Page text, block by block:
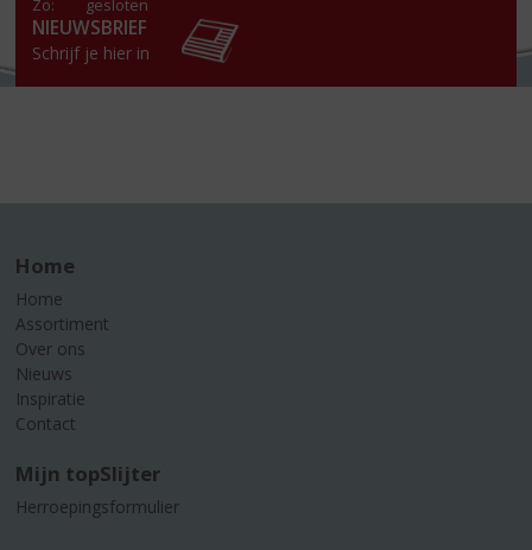
Zo:
gesloten
NIEUWSBRIEF
Schrijf je hier in
Home
Home
Assortiment
Over ons
Nieuws
Inspiratie
Contact
Mijn topSlijter
Herroepingsformulier